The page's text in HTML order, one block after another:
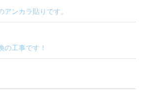
ンカラ貼りです。
の工事です！